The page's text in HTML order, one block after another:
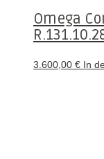
Omega
3.600,00 € In